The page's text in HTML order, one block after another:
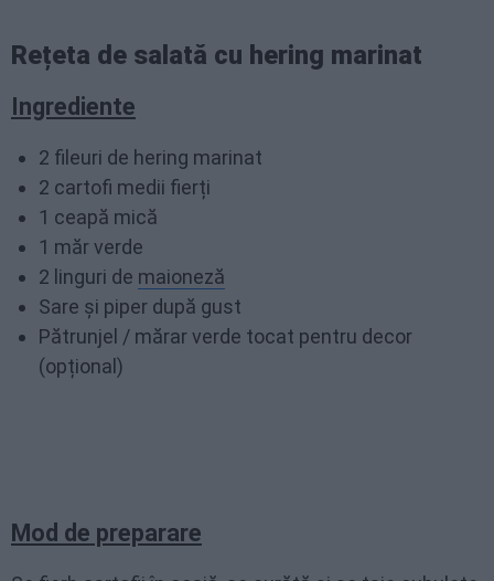
Rețeta de salată cu hering marinat
Ingrediente
2 fileuri de hering marinat
2 cartofi medii fierți
1 ceapă mică
1 măr verde
2 linguri de maioneză
Sare și piper după gust
Pătrunjel / mărar verde tocat pentru decor
(opțional)
Mod de preparare